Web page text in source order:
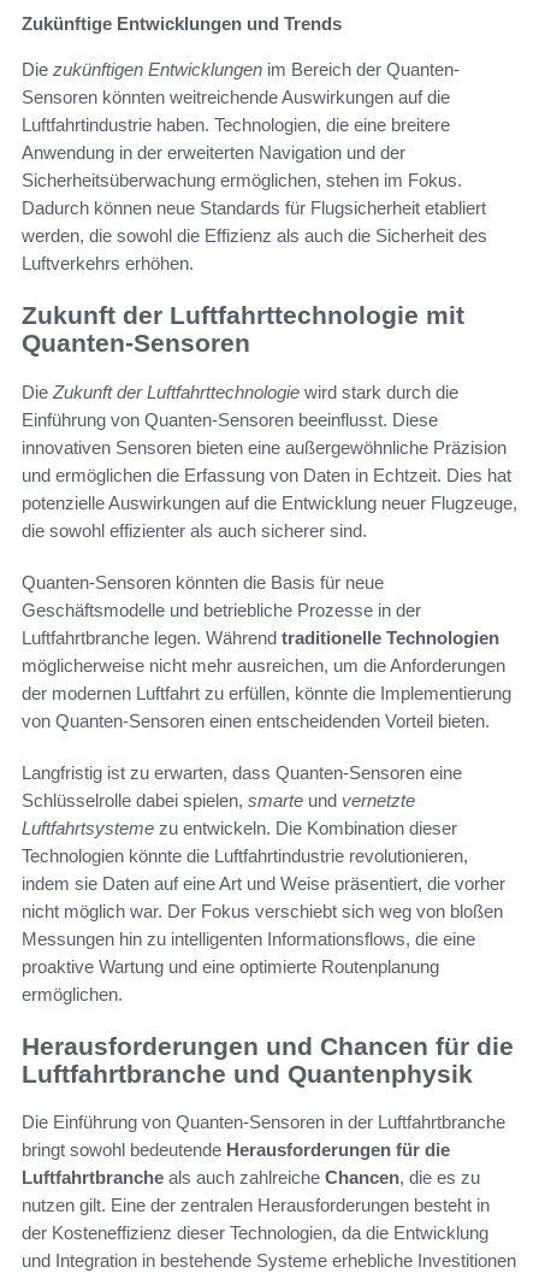
Zukünftige Entwicklungen und Trends
Die zukünftigen Entwicklungen im Bereich der Quanten-
Sensoren könnten weitreichende Auswirkungen auf die
Luftfahrtindustrie haben. Technologien, die eine breitere
Anwendung in der erweiterten Navigation und der
Sicherheitsüberwachung ermöglichen, stehen im Fokus.
Dadurch können neue Standards für Flugsicherheit etabliert
werden, die sowohl die Effizienz als auch die Sicherheit des
Luftverkehrs erhöhen.
Zukunft der Luftfahrttechnologie mit
Quanten-Sensoren
Die Zukunft der Luftfahrttechnologie wird stark durch die
Einführung von Quanten-Sensoren beeinflusst. Diese
innovativen Sensoren bieten eine außergewöhnliche Präzision
und ermöglichen die Erfassung von Daten in Echtzeit. Dies hat
potenzielle Auswirkungen auf die Entwicklung neuer Flugzeuge,
die sowohl effizienter als auch sicherer sind.
Quanten-Sensoren könnten die Basis für neue
Geschäftsmodelle und betriebliche Prozesse in der
Luftfahrtbranche legen. Während traditionelle Technologien
möglicherweise nicht mehr ausreichen, um die Anforderungen
der modernen Luftfahrt zu erfüllen, könnte die Implementierung
von Quanten-Sensoren einen entscheidenden Vorteil bieten.
Langfristig ist zu erwarten, dass Quanten-Sensoren eine
Schlüsselrolle dabei spielen, smarte und vernetzte
Luftfahrtsysteme zu entwickeln. Die Kombination dieser
Technologien könnte die Luftfahrtindustrie revolutionieren,
indem sie Daten auf eine Art und Weise präsentiert, die vorher
nicht möglich war. Der Fokus verschiebt sich weg von bloßen
Messungen hin zu intelligenten Informationsflows, die eine
proaktive Wartung und eine optimierte Routenplanung
ermöglichen.
Herausforderungen und Chancen für die
Luftfahrtbranche und Quantenphysik
Die Einführung von Quanten-Sensoren in der Luftfahrtbranche
bringt sowohl bedeutende Herausforderungen für die
Luftfahrtbranche als auch zahlreiche Chancen, die es zu
nutzen gilt. Eine der zentralen Herausforderungen besteht in
der Kosteneffizienz dieser Technologien, da die Entwicklung
und Integration in bestehende Systeme erhebliche Investitionen